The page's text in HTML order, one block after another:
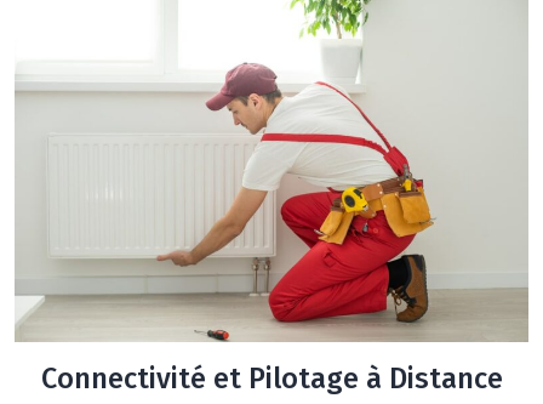
Connectivité et Pilotage à Distance